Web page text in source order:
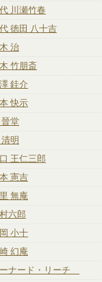
川瀬竹春
徳田 八十吉
治
竹朋斎
銈介
快示
堂
明
王仁三郎
憲吉
無庵
六郎
小十
幻庵
ナード・リーチ